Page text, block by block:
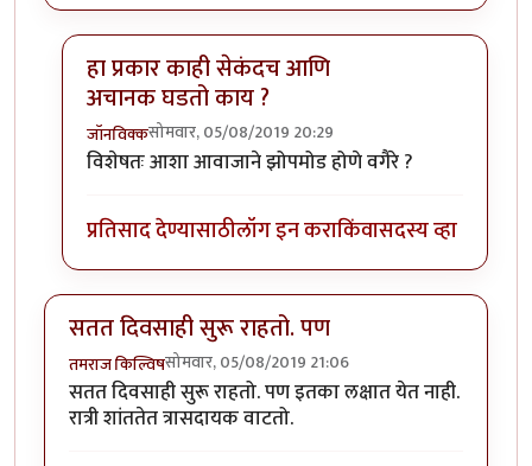
हा प्रकार काही सेकंदच आणि
अचानक घडतो काय ?
जॉनविक्कसोमवार, 05/08/2019 20:29
In reply toडॉक्टर साहेब मला संभाषणंbyतमराज किल्विष
विशेषतः आशा आवाजाने झोपमोड होणे वगैरे ?
प्रतिसाद देण्यासाठीलॉग इन कराकिंवासदस्य व्हा
सतत दिवसाही सुरू राहतो. पण
तमराज किल्विषसोमवार, 05/08/2019 21:06
सतत दिवसाही सुरू राहतो. पण इतका लक्षात येत नाही.
रात्री शांततेत त्रासदायक वाटतो.